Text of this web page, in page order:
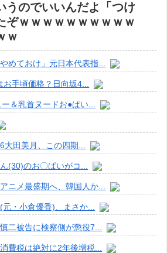
うのでいいんだよ「つけ
ぞｗｗｗｗｗｗｗｗｗｗ
ｗ
めておけ」元日本代表指...
お手頃価格？日向坂4...
＆乳首ヌードお●ぱい...
大田美月、この四期...
(30)のお〇ぱいがコ...
ニメ最盛期へ、韓国人か...
元・小倉優香)、まさか...
二被告に検察側が懲役7...
費税は絶対に2年後増税...